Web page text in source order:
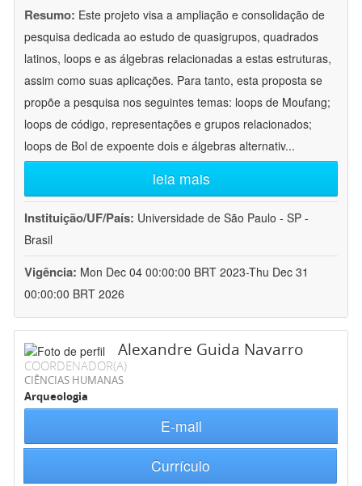
Resumo: Este projeto visa a ampliação e consolidação de
pesquisa dedicada ao estudo de quasigrupos, quadrados
latinos, loops e as álgebras relacionadas a estas estruturas,
assim como suas aplicações. Para tanto, esta proposta se
propõe a pesquisa nos seguintes temas: loops de Moufang;
loops de código, representações e grupos relacionados;
loops de Bol de expoente dois e álgebras alternativ...
leia mais
Instituição/UF/País: Universidade de São Paulo - SP -
Brasil
Vigência: Mon Dec 04 00:00:00 BRT 2023-Thu Dec 31
00:00:00 BRT 2026
Alexandre Guida Navarro
COORDENADOR(A)
CIÊNCIAS HUMANAS
Arqueologia
E-mail
Currículo